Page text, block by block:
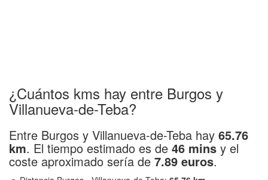
¿Cuántos kms hay entre Burgos y
Villanueva-de-Teba?
Entre Burgos y Villanueva-de-Teba hay 65.76
km. El tiempo estimado es de 46 mins y el
coste aproximado sería de 7.89 euros.